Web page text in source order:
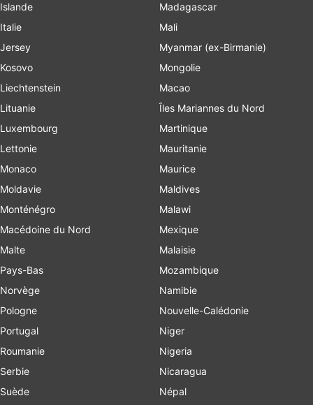
Islande
Italie
Jersey
Kosovo
Liechtenstein
Lituanie
Luxembourg
Lettonie
Monaco
Moldavie
Monténégro
Macédoine du Nord
Malte
Pays-Bas
Norvège
Pologne
Portugal
Roumanie
Serbie
Suède
Madagascar
Mali
Myanmar (ex-Birmanie)
Mongolie
Macao
Îles Mariannes du Nord
Martinique
Mauritanie
Maurice
Maldives
Malawi
Mexique
Malaisie
Mozambique
Namibie
Nouvelle-Calédonie
Niger
Nigeria
Nicaragua
Népal